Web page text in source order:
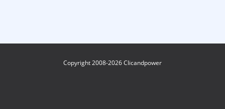
Copyright 2008-2026 Clicandpower